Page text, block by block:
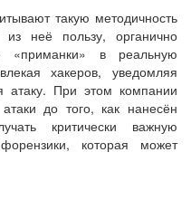
такую методичность
неё пользу, органично
«приманки» в реальную
хакеров, уведомляя
атаку. При этом компании
до того, как нанесён
критически важную
которая может